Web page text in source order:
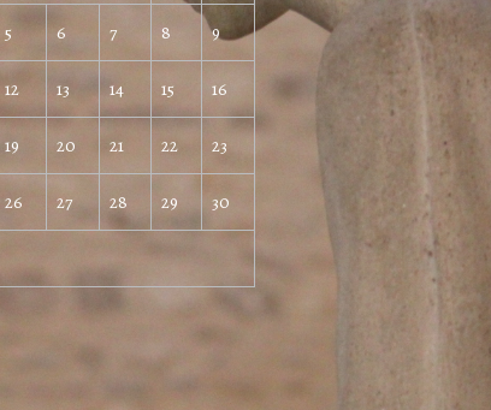
5 6 7 8 9
12 13 14 15 16
19 20 21 22 23
26 27 28 29 30